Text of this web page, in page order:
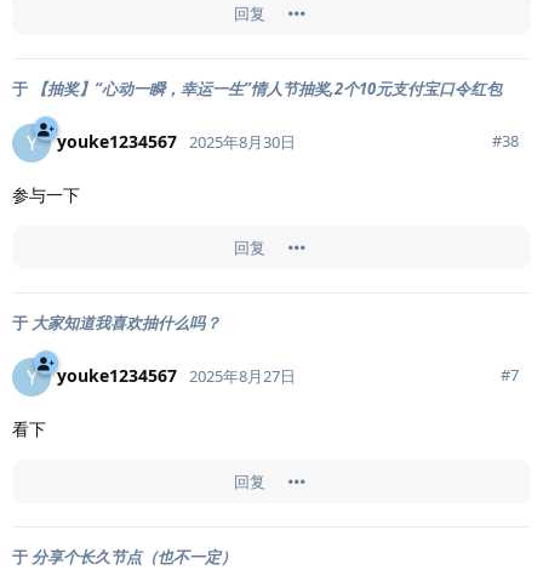
回复
于 【抽奖】“心动一瞬，幸运一生”情人节抽奖,2个10元支付宝口令红包
Y youke1234567 2025年8月30日 #38
参与一下
回复
于 大家知道我喜欢抽什么吗？
Y youke1234567 2025年8月27日 #7
看下
回复
于 分享个长久节点（也不一定）